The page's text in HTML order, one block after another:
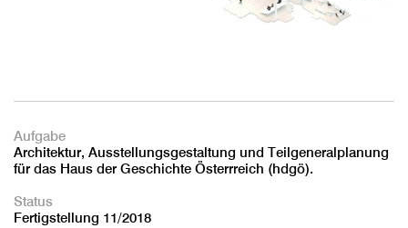
Aufgabe
Architektur, Ausstellungsgestaltung und Teilgeneralplanung
für das Haus der Geschichte Österrreich (hdgö).
Status
Fertigstellung 11/2018